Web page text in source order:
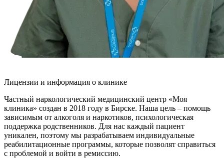
Лицензии и информация о клинике
Частный наркологический медицинский центр «Моя
клиника» создан в 2018 году в Бирске. Наша цель – помощь
зависимым от алкоголя и наркотиков, психологическая
поддержка родственников. Для нас каждый пациент
уникален, поэтому мы разрабатываем индивидуальные
реабилитационные программы, которые позволят справиться
с проблемой и войти в ремиссию.